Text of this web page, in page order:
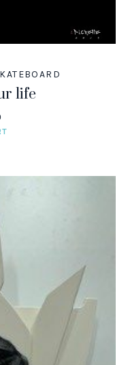
life